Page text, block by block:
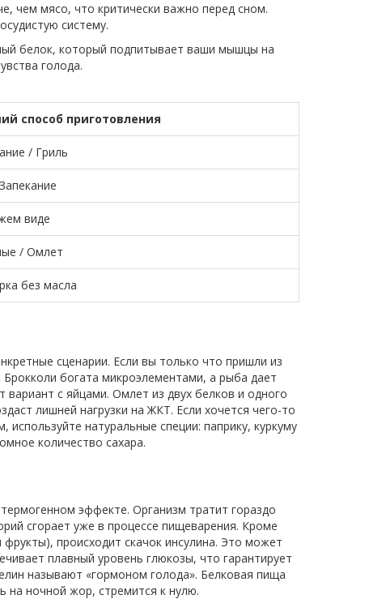
чем мясо, что критически важно перед сном.
систему.
белок, который подпитывает ваши мышцы на
голода.
способ приготовления
/ Гриль
виде
/ Омлет
без масла
сценарии. Если вы только что пришли из
богата микроэлементами, а рыба дает
с яйцами. Омлет из двух белков и одного
лишней нагрузки на ЖКТ. Если хочется чего-то
натуральные специи: паприку, куркуму
количество сахара.
эффекте. Организм тратит гораздо
сгорает уже в процессе пищеварения. Кроме
происходит скачок инсулина. Это может
плавный уровень глюкозы, что гарантирует
называют «гормоном голода». Белковая пища
на ночной жор, стремится к нулю.